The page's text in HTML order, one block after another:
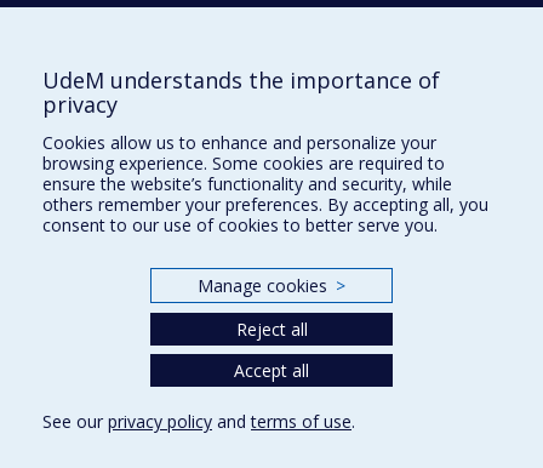
H3C 3J7
Qui fait quoi?
Nous trouver
Plan du site
Accessibilité
UdeM understands the importance of
privacy
Cookies allow us to enhance and personalize your
browsing experience. Some cookies are required to
ensure the website’s functionality and security, while
others remember your preferences. By accepting all, you
consent to our use of cookies to better serve you.
Manage cookies >
Reject all
Accept all
See our privacy policy andterms of use.